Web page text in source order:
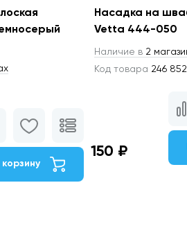
корзину
Насадка на
Vetta 444-050
Наличие в 2
Код товара 246 852
150 ₽